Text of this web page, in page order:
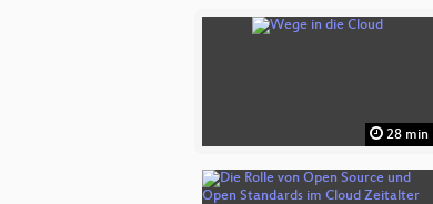
28 min